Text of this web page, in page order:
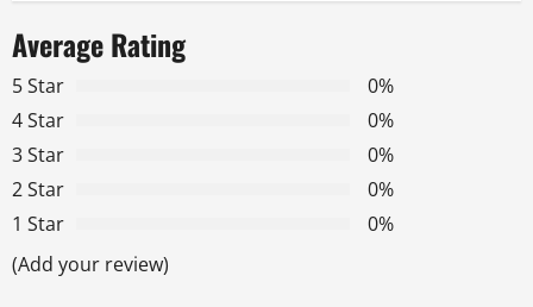
v
i
g
a
t
i
Average Rating
5 Star
0%
4 Star
0%
3 Star
0%
2 Star
0%
1 Star
0%
(Add your review)